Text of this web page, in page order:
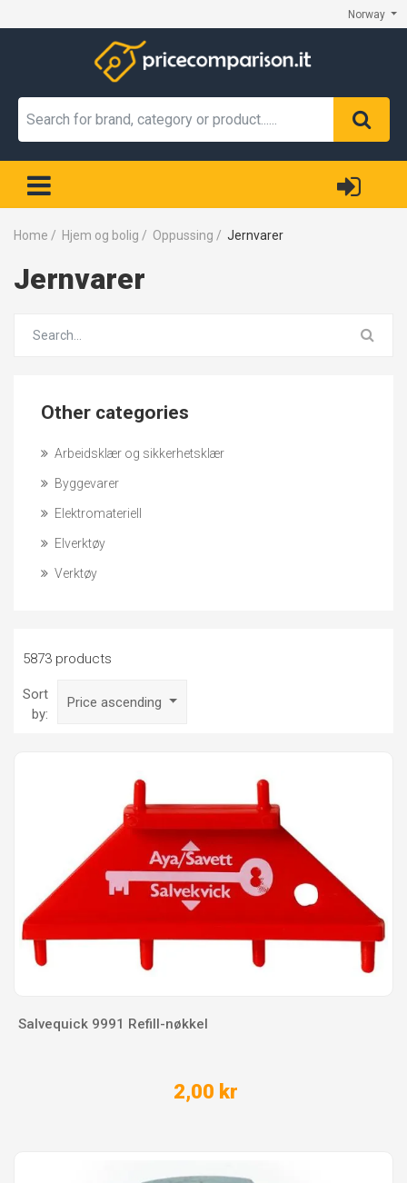
Norway
Home / Hjem og bolig / Oppussing / Jernvarer
Jernvarer
Other categories
Arbeidsklær og sikkerhetsklær
Byggevarer
Elektromateriell
Elverktøy
Verktøy
5873 products
Sort
by:
Price ascending
Salvequick 9991 Refill-nøkkel
2,00 kr